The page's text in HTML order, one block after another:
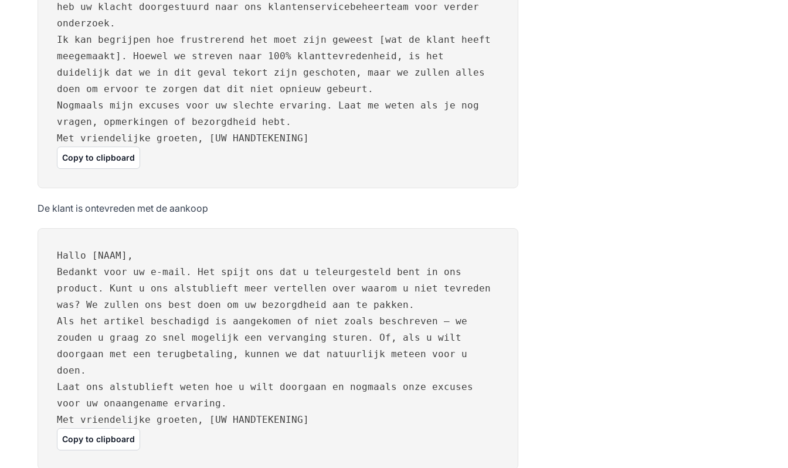
heb uw klacht doorgestuurd naar ons klantenservicebeheerteam voor verder
onderzoek.
Ik kan begrijpen hoe frustrerend het moet zijn geweest [wat de klant heeft
meegemaakt]. Hoewel we streven naar 100% klanttevredenheid, is het
duidelijk dat we in dit geval tekort zijn geschoten, maar we zullen alles
doen om ervoor te zorgen dat dit niet opnieuw gebeurt.
Nogmaals mijn excuses voor uw slechte ervaring. Laat me weten als je nog
vragen, opmerkingen of bezorgdheid hebt.
Met vriendelijke groeten, [UW HANDTEKENING]
Copy to clipboard
De klant is ontevreden met de aankoop
Hallo [NAAM],
Bedankt voor uw e-mail. Het spijt ons dat u teleurgesteld bent in ons
product. Kunt u ons alstublieft meer vertellen over waarom u niet tevreden
was? We zullen ons best doen om uw bezorgdheid aan te pakken.
Als het artikel beschadigd is aangekomen of niet zoals beschreven – we
zouden u graag zo snel mogelijk een vervanging sturen. Of, als u wilt
doorgaan met een terugbetaling, kunnen we dat natuurlijk meteen voor u
doen.
Laat ons alstublieft weten hoe u wilt doorgaan en nogmaals onze excuses
voor uw onaangename ervaring.
Met vriendelijke groeten, [UW HANDTEKENING]
Copy to clipboard